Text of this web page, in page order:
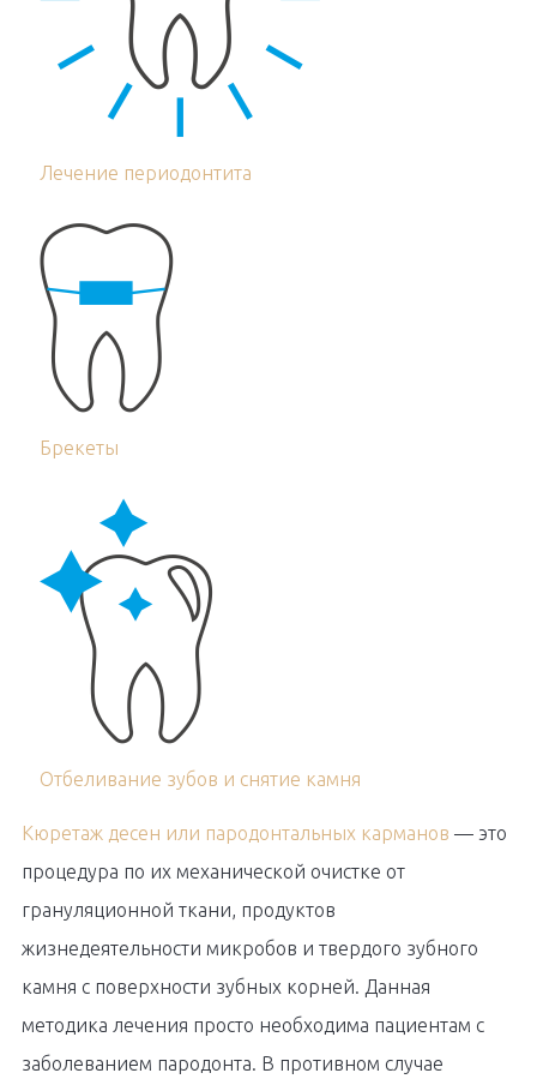
Лечение периодонтита
Брекеты
Отбеливание зубов и снятие камня
Кюретаж десен или пародонтальных карманов — это
процедура по их механической очистке от
грануляционной ткани, продуктов
жизнедеятельности микробов и твердого зубного
камня с поверхности зубных корней. Данная
методика лечения просто необходима пациентам с
заболеванием пародонта. В противном случае